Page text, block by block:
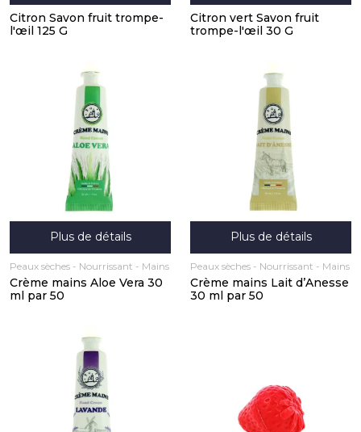
Citron Savon fruit trompe-
l'œil 125 G
Citron vert Savon fruit
trompe-l'œil 30 G
Plus de détails
Peaux sèches Nourrissant Mains
Crème mains Aloe Vera 30
ml par 50
Plus de détails
Peaux sèches Nourrissant Mains
Crème mains Lait d’Anesse
30 ml par 50